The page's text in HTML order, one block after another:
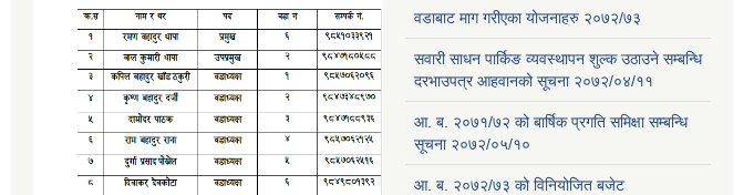
वडाबाट माग गरीएका योजनाहरु २०७२/७३
सवारी साधन पार्किङ व्यवस्थापन शुल्क उठाउने सम्बन्धि
दरभाउपत्र आहवानको सूचना २०७२/०४/११
आ. ब. २०७१/७२ को बार्षिक प्रगति समिक्षा सम्बन्धि
सूचना २०७२/०५/१०
आ. ब. २०७२/७३ को विनियोजित बजेट